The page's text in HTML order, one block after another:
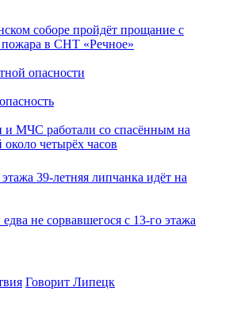
соборе пройдёт прощание с
в СНТ «Речное»
опасности
и МЧС работали со спасённым на
четырёх часов
39-летняя липчанка идёт на
не сорвавшегося с 13-го этажа
Говорит Липецк